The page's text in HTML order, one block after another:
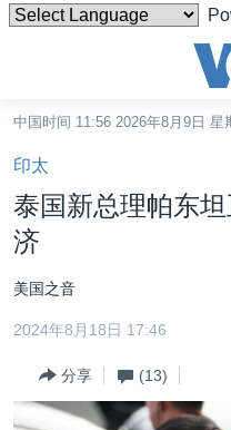
碍
链
接
跳
转
内
容
到
中国
最新国际新闻
分类新闻
美中关系
中国时间 11:56 2026年8月9日 星
印太
泰国新总理帕东
济
美国之音
2024年8月18日 17:46
分享 (13)